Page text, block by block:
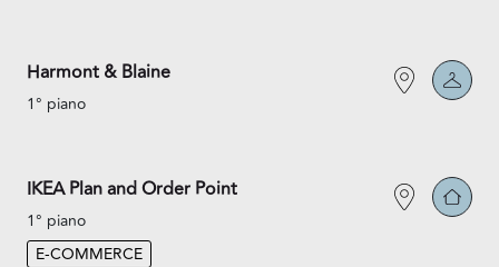
Harmont & Blaine
1° piano
IKEA Plan and Order Point
1° piano
E-COMMERCE